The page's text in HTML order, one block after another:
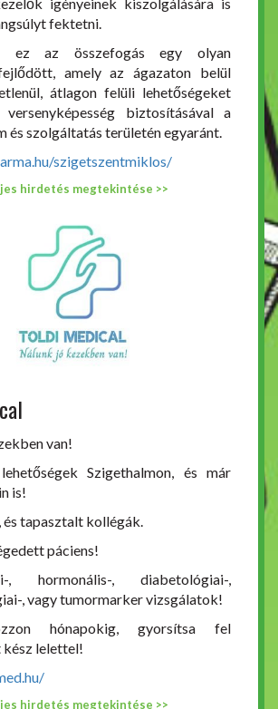
igényeinek kiszolgálására is
fektetni.
ez az összefogás egy olyan
amely az ágazaton belül
átlagon felüli lehetőségeket
biztosításával a
és szolgáltatás területén egyaránt.
szigetszentmiklos/
hirdetés megtekintése >>
van!
Szigethalmon, és már
is!
tapasztalt kollégák.
páciens!
, hormonális-, diabetológiai-,
, vagy tumormarker vizsgálatok!
hónapokig, gyorsítsa fel
kész lelettel!
hirdetés megtekintése >>